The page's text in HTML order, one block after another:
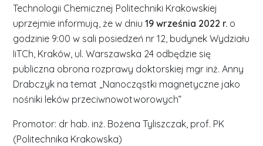
Technologii Chemicznej Politechniki Krakowskiej
uprzejmie informują, że w dniu 19 września 2022 r. o
godzinie 9:00 w sali posiedzeń nr 12, budynek Wydziału
IiTCh, Kraków, ul. Warszawska 24 odbędzie się
publiczna obrona rozprawy doktorskiej mgr inż. Anny
Drabczyk na temat „Nanocząstki magnetyczne jako
nośniki leków przeciwnowotworowych”
Promotor: dr hab. inż. Bożena Tyliszczak, prof. PK
(Politechnika Krakowska)